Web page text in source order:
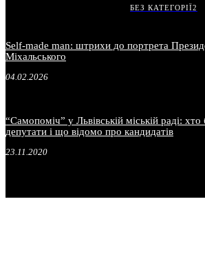
БЕЗ КАТЕГОРІЇ2
Self-made man: штрихи до портрета
Міхальського
04.02.2026
“Самопоміч” у Львівській міській раді: хто
депутати і що відомо про кандидатів
23.11.2020